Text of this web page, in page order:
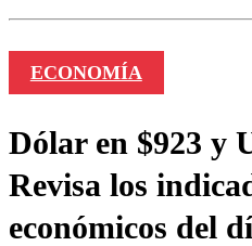
ECONOMÍA
Dólar en $923 y
Revisa los
económicos del